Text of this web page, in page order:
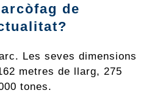
de
Les seves dimensions
metres de llarg, 275
tones.